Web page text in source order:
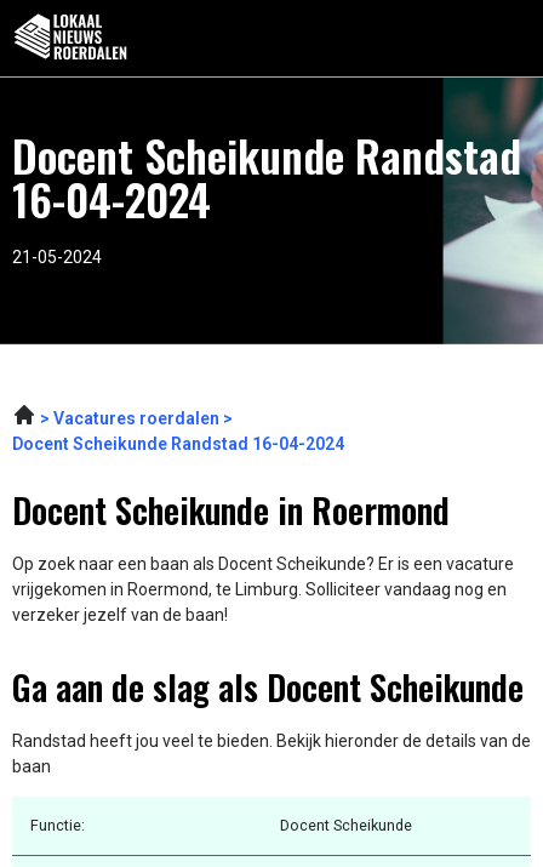
Docent Scheikunde Randstad
16-04-2024
21-05-2024
Vacatures roerdalen
Docent Scheikunde Randstad 16-04-2024
Docent Scheikunde in Roermond
Op zoek naar een baan als Docent Scheikunde? Er is een vacature
vrijgekomen in Roermond, te Limburg. Solliciteer vandaag nog en
verzeker jezelf van de baan!
Ga aan de slag als Docent Scheikunde
Randstad heeft jou veel te bieden. Bekijk hieronder de details van de
baan
Functie: Docent Scheikunde